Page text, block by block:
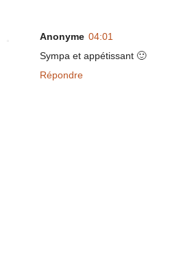
Anonyme 04:01
Sympa et appétissant 🙂
Répondre